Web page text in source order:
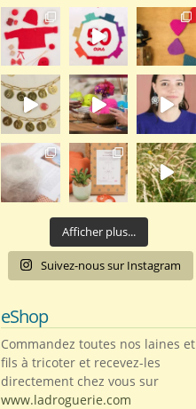
Afficher plus...
Suivez-nous sur Instagram
eShop
Commandez toutes nos laines et
fils à tricoter et recevez-les
directement chez vous sur
www.ladroguerie.com